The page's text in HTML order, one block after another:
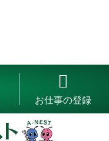
お仕事の登録